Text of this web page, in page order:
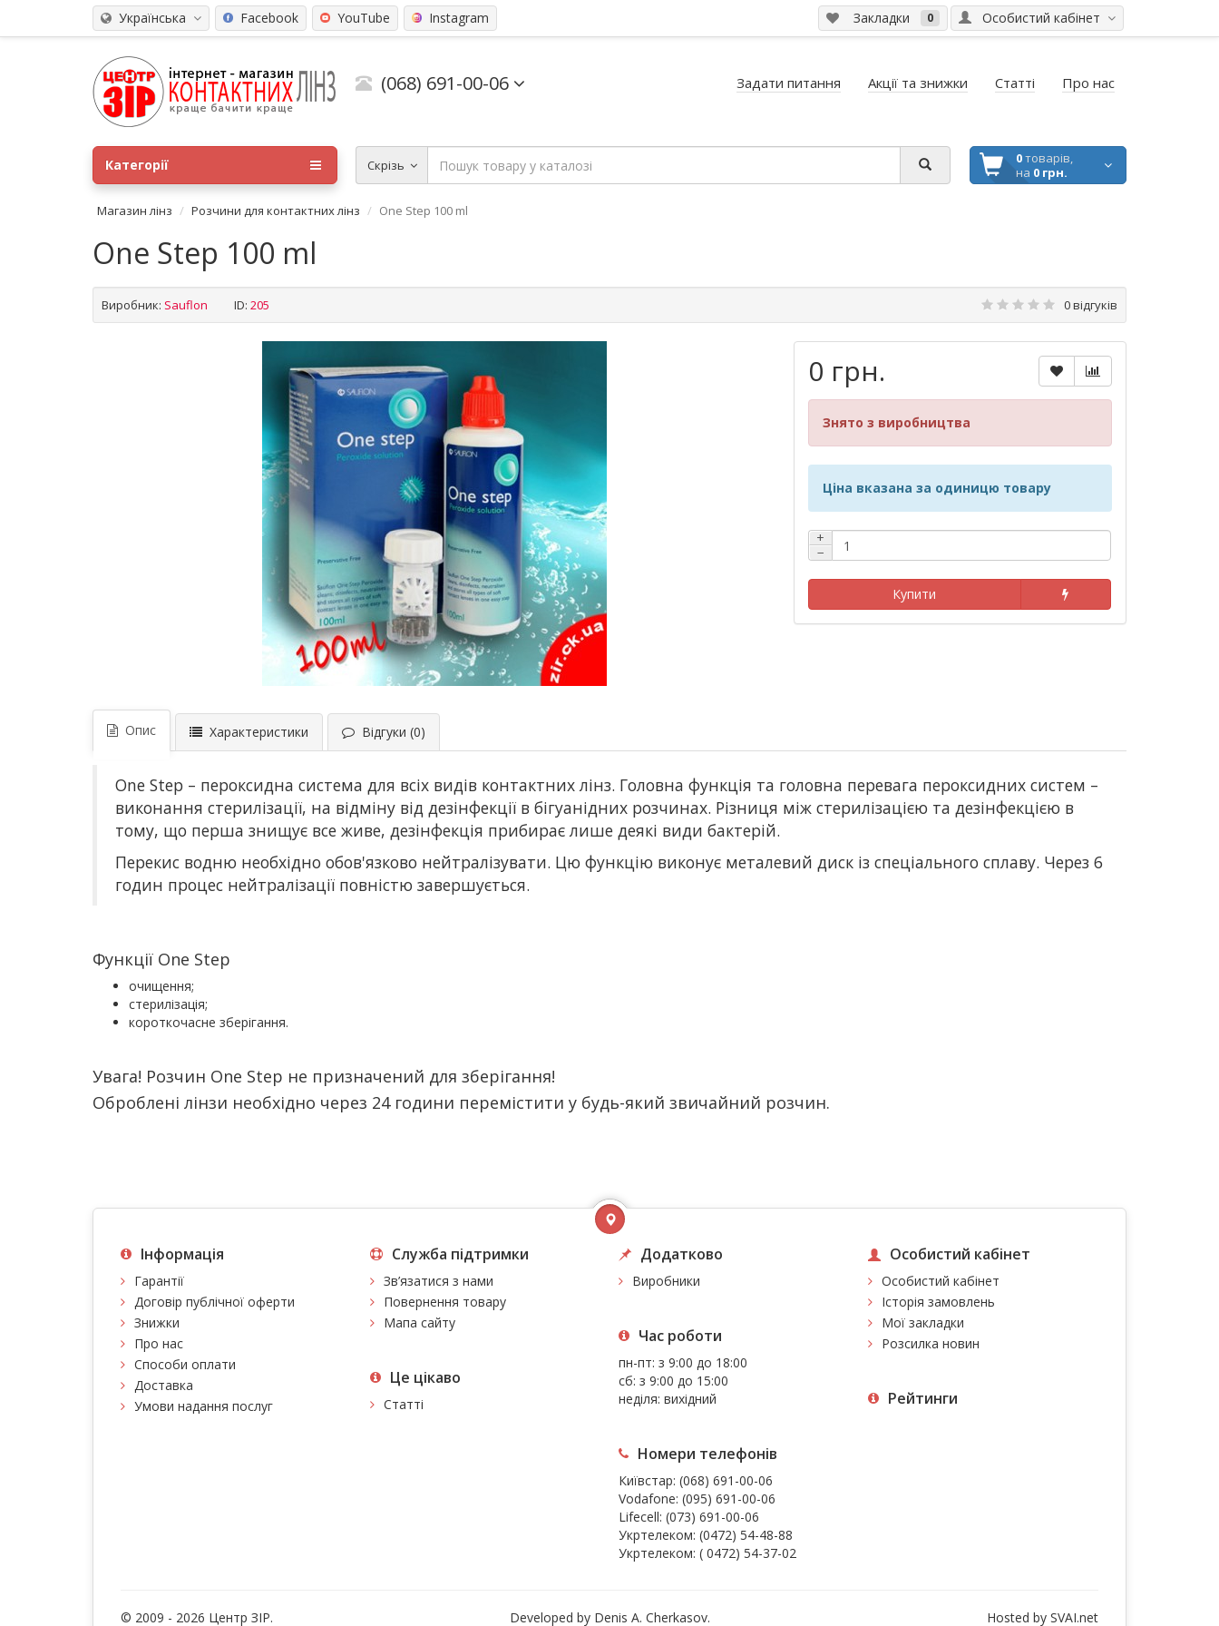
Українська Особистий кабінет
Закладки 0
Facebook YouTube Instagram
(068) 691-00-06 Задати питання Акції та знижки Статті Про нас
Скрізь 0товарів,
на 0 грн.
Категорії
Магазин лінз Розчини для контактних лінз One Step 100 ml
One Step 100 ml
Виробник: Sauflon ID: 205 0 відгуків
0 грн.
Знято з виробництва
Ціна вказана за одиницю товару
+
−
Купити
Опис Характеристики Відгуки (0)
One Step – пероксидна система для всіх видів контактних лінз. Головна функція та головна перевага пероксидних систем –
виконання стерилізації, на відміну від дезінфекції в бігуанідних розчинах. Різниця між стерилізацією та дезінфекцією в
тому, що перша знищує все живе, дезінфекція прибирає лише деякі види бактерій.
Перекис водню необхідно обов'язково нейтралізувати. Цю функцію виконує металевий диск із спеціального сплаву. Через 6
годин процес нейтралізації повністю завершується.
Функції One Step
очищення;
стерилізація;
короткочасне зберігання.
Увага! Розчин One Step не призначений для зберігання!
Оброблені лінзи необхідно через 24 години перемістити у будь-який звичайний розчин.
Інформація
Гарантії
Договір публічної оферти
Знижки
Про нас
Способи оплати
Доставка
Умови надання послуг
Служба підтримки
Зв’язатися з нами
Повернення товару
Мапа сайту
Це цiкаво
Статті
Додатково
Виробники
Час роботи
пн-пт: з 9:00 до 18:00
сб: з 9:00 до 15:00
неділя: вихідний
Номери телефонів
Київстар: (068) 691-00-06
Vodafone: (095) 691-00-06
Lifecell: (073) 691-00-06
Укртелеком: (0472) 54-48-88
Укртелеком: ( 0472) 54-37-02
Особистий кабінет
Особистий кабінет
Історія замовлень
Мої закладки
Розсилка новин
Рейтинги
© 2009 - 2026 Центр ЗIР. Developed by Denis A. Cherkasov. Hosted by SVAI.net